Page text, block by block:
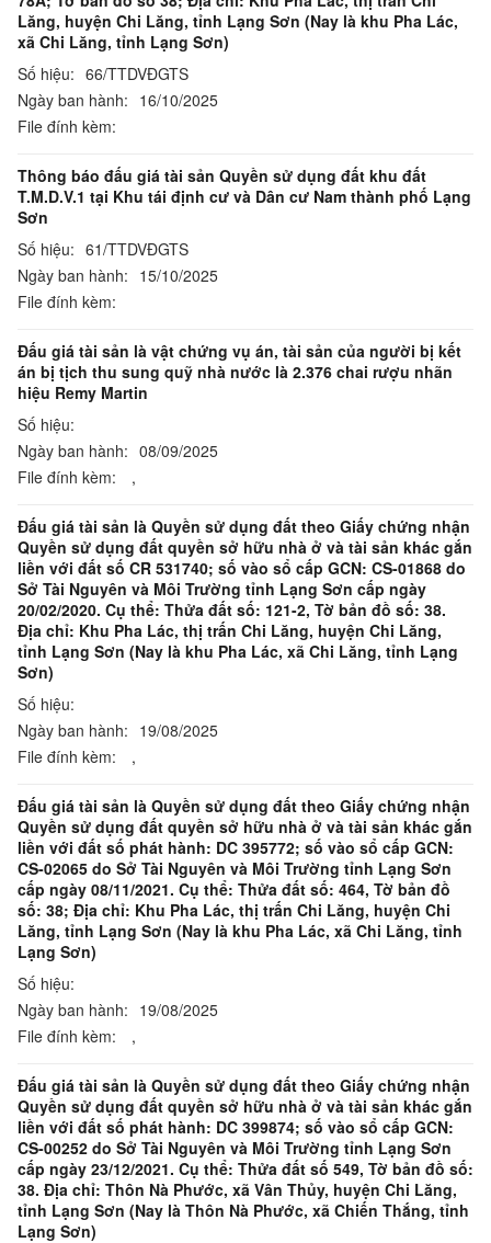
Lăng, huyện Chi Lăng, tỉnh Lạng Sơn (Nay là khu Pha Lác,
xã Chi Lăng, tỉnh Lạng Sơn)
Số hiệu: 66/TTDVĐGTS
Ngày ban hành: 16/10/2025
File đính kèm:
Thông báo đấu giá tài sản Quyền sử dụng đất khu đất
T.M.D.V.1 tại Khu tái định cư và Dân cư Nam thành phố Lạng
Sơn
Số hiệu: 61/TTDVĐGTS
Ngày ban hành: 15/10/2025
File đính kèm:
Đấu giá tài sản là vật chứng vụ án, tài sản của người bị kết
án bị tịch thu sung quỹ nhà nước là 2.376 chai rượu nhãn
hiệu Remy Martin
Số hiệu:
Ngày ban hành: 08/09/2025
File đính kèm:
,
Đấu giá tài sản là Quyền sử dụng đất theo Giấy chứng nhận
Quyền sử dụng đất quyền sở hữu nhà ở và tài sản khác gắn
liền với đất số CR 531740; số vào sổ cấp GCN: CS-01868 do
Sở Tài Nguyên và Môi Trường tỉnh Lạng Sơn cấp ngày
20/02/2020. Cụ thể: Thửa đất số: 121-2, Tờ bản đồ số: 38.
Địa chỉ: Khu Pha Lác, thị trấn Chi Lăng, huyện Chi Lăng,
tỉnh Lạng Sơn (Nay là khu Pha Lác, xã Chi Lăng, tỉnh Lạng
Sơn)
Số hiệu:
Ngày ban hành: 19/08/2025
File đính kèm:
,
Đấu giá tài sản là Quyền sử dụng đất theo Giấy chứng nhận
Quyền sử dụng đất quyền sở hữu nhà ở và tài sản khác gắn
liền với đất số phát hành: DC 395772; số vào sổ cấp GCN:
CS-02065 do Sở Tài Nguyên và Môi Trường tỉnh Lạng Sơn
cấp ngày 08/11/2021. Cụ thể: Thửa đất số: 464, Tờ bản đồ
số: 38; Địa chỉ: Khu Pha Lác, thị trấn Chi Lăng, huyện Chi
Lăng, tỉnh Lạng Sơn (Nay là khu Pha Lác, xã Chi Lăng, tỉnh
Lạng Sơn)
Số hiệu:
Ngày ban hành: 19/08/2025
File đính kèm:
,
Đấu giá tài sản là Quyền sử dụng đất theo Giấy chứng nhận
Quyền sử dụng đất quyền sở hữu nhà ở và tài sản khác gắn
liền với đất số phát hành: DC 399874; số vào sổ cấp GCN:
CS-00252 do Sở Tài Nguyên và Môi Trường tỉnh Lạng Sơn
cấp ngày 23/12/2021. Cụ thể: Thửa đất số 549, Tờ bản đồ số:
38. Địa chỉ: Thôn Nà Phước, xã Vân Thủy, huyện Chi Lăng,
tỉnh Lạng Sơn (Nay là Thôn Nà Phước, xã Chiến Thắng, tỉnh
Lạng Sơn)